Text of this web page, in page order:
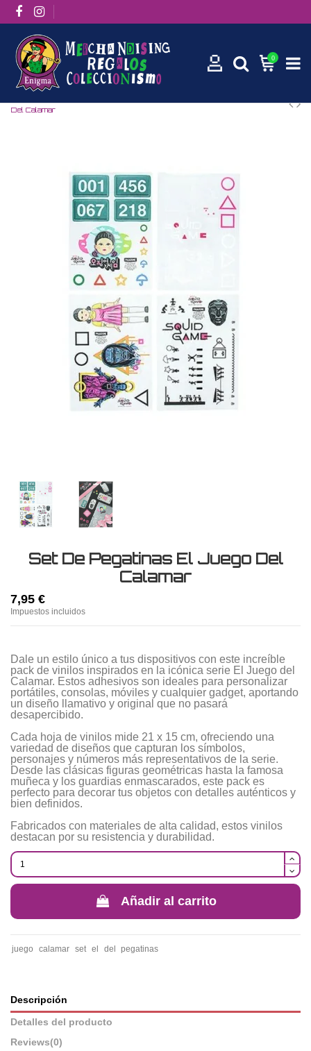
0
Del Calamar
Set De Pegatinas El Juego Del
Calamar
7,95 €
Impuestos incluidos
Dale un estilo único a tus dispositivos con este increíble
pack de vinilos inspirados en la icónica serie El Juego del
Calamar. Estos adhesivos son ideales para personalizar
portátiles, consolas, móviles y cualquier gadget, aportando
un diseño llamativo y original que no pasará
desapercibido.
Cada hoja de vinilos mide 21 x 15 cm, ofreciendo una
variedad de diseños que capturan los símbolos,
personajes y números más representativos de la serie.
Desde las clásicas figuras geométricas hasta la famosa
muñeca y los guardias enmascarados, este pack es
perfecto para decorar tus objetos con detalles auténticos y
bien definidos.
Fabricados con materiales de alta calidad, estos vinilos
destacan por su resistencia y durabilidad.
Añadir al carrito
juego calamar set el del pegatinas
Descripción
Detalles del producto
Reviews(0)